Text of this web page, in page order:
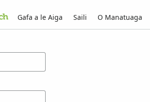
Gafa a le Aiga Saili O Manatuaga